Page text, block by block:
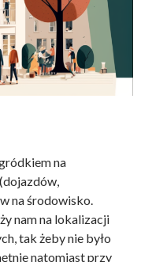
na
na środowisko.
nam na lokalizacji
tak żeby nie było
natomiast przy